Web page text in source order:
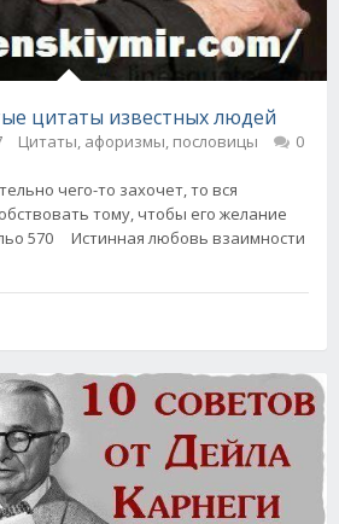
цитаты известных людей
Цитаты, афоризмы, пословицы 0
чего-то захочет, то вся
тому, чтобы его желание
570 Истинная любовь взаимности